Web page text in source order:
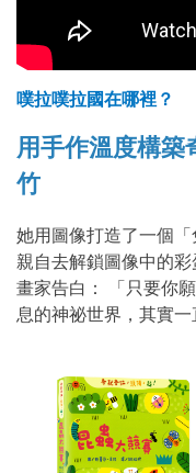
噗拉噗拉國在哪裡？
用手作溫度構
竹
她用圖像打造了一個「
親自去解鎖圖像中的彩
畫家告白： 「只要你
息的神祕世界，其實一